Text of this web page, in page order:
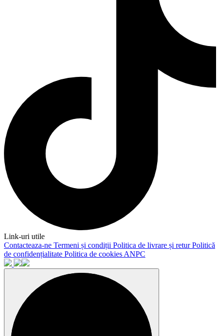
Link-uri utile
Contacteaza-ne Termeni și condiții Politica de livrare și returPolitică
de confidențialitate Politica de cookies ANPC